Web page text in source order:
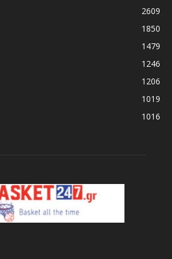
2609
1850
1479
1246
1206
1019
1016